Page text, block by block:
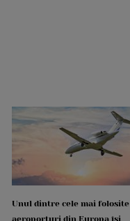
Unul dintre cele mai folosite
aeroporturi din Europa își